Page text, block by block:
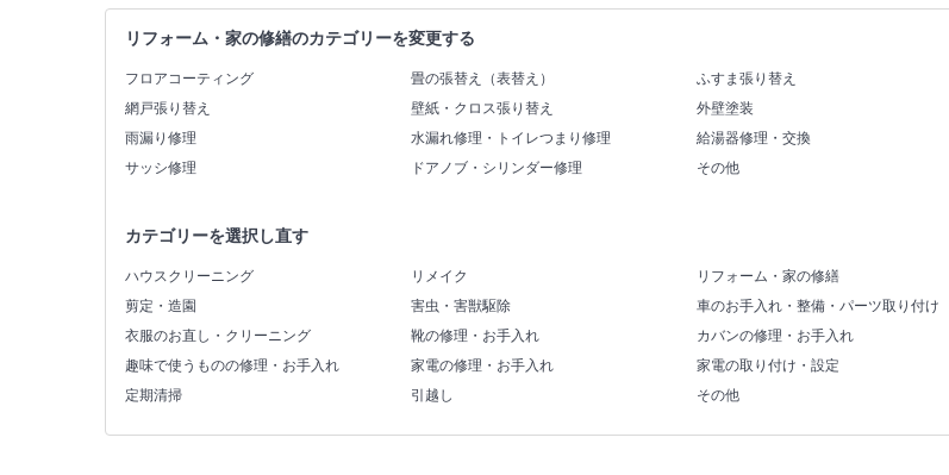
リフォーム・家の修繕のカテゴリーを変更する
フロアコーティング 畳の張替え（表替え） ふすま張り替え
網戸張り替え
壁紙・クロス張り替え 外壁塗装
雨漏り修理
水漏れ修理・トイレつまり修理 給湯器修理・交換
サッシ修理
ドアノブ・シリンダー修理 その他
カテゴリーを選択し直す
ハウスクリーニング リメイク リフォーム・家の修繕
剪定・造園
害虫・害獣駆除 車のお手入れ・整備・パーツ取り付け
衣服のお直し・クリーニング
靴の修理・お手入れ カバンの修理・お手入れ
趣味で使うものの修理・お手入れ
家電の修理・お手入れ 家電の取り付け・設定
定期清掃
引越し その他